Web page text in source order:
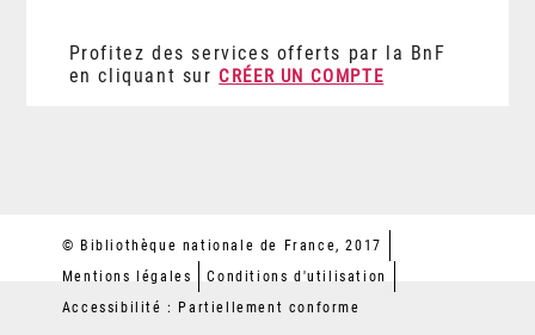
Profitez des services offerts par la BnF
en cliquant sur CRÉER UN COMPTE
© Bibliothèque nationale de France, 2017
Mentions légales
Conditions d'utilisation
Accessibilité : Partiellement conforme